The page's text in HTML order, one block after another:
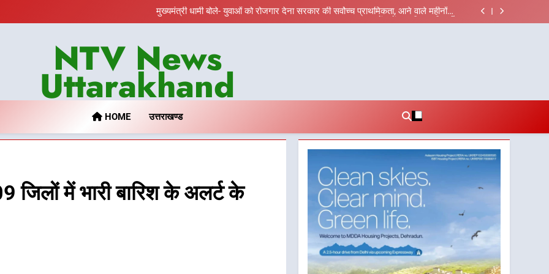
मुख्यमंत्री धामी बोले- युवाओं को रोजगार देना सरकार की सर्वोच्च प्राथमिकता, आने वाले महीनों में
हजारों पदों पर की जाएगी भर्ती
दिल्ली-देहरादून आर्थिक कॉरिडोर से जुड़ी 12 किमी ग्रीनफील्ड बाईपास परियोजना का डीएम ने किया
मुख्यमंत्री धामी बोले- युवाओं को रोजगार देना सरकार की सर्वोच्च प्राथमिकता, आने वाले महीनों में
दिल्ली-देहरादून आर्थिक कॉरिडोर से जुड़ी 12 किमी ग्रीनफील्ड बाईपास परियोजना का डीएम ने किया
NTV News
Uttarakhand
HOME उत्तराखण्ड
जिलों में भारी बारिश के अलर्ट के